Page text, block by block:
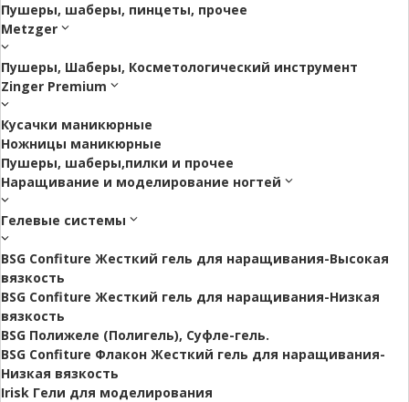
Пушеры, шаберы, пинцеты, прочее
Metzger
Пушеры, Шаберы, Косметологический инструмент
Zinger Premium
Кусачки маникюрные
Ножницы маникюрные
Пушеры, шаберы,пилки и прочее
Наращивание и моделирование ногтей
Гелевые системы
BSG Confiture Жесткий гель для наращивания-Высокая
вязкость
BSG Confiture Жесткий гель для наращивания-Низкая
вязкость
BSG Полижеле (Полигель), Суфле-гель.
BSG Confiture Флакон Жесткий гель для наращивания-
Низкая вязкость
Irisk Гели для моделирования